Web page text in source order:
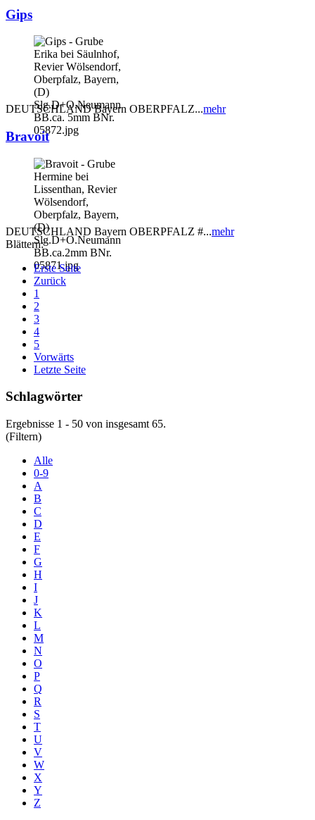
Gips
DEUTSCHLAND Bayern OBERPFALZ...mehr
Bravoit
DEUTSCHLAND Bayern OBERPFALZ #...mehr
Blättern:
Erste Seite
Zurück
1
2
3
4
5
Vorwärts
Letzte Seite
Schlagwörter
Ergebnisse 1 - 50 von insgesamt 65.
(Filtern)
Alle
0-9
A
B
C
D
E
F
G
H
I
J
K
L
M
N
O
P
Q
R
S
T
U
V
W
X
Y
Z